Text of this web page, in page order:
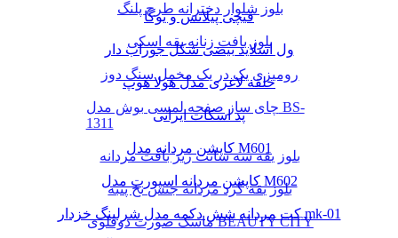
بلوز شلوار دخترانه طرح پلنگ
بلوز بافت زنانه یقه اسکی
رومیزی یک در یک مخمل سنگ دوز
چای ساز صفحه لمسی بوش مدل BS-
1311
بلوز یقه سه سانت ریز بافت مردانه
بلوز یقه گرد مردانه جنس نخ پنبه
ماسک صورت دوقلوی BEAUTY CITY
قیچی پیلاتس و یوگا
ول اسلاید بیضی شکل جوراب دار
حلقه لاغری مدل هولا هوپ
پد اسکات ایرانی
کاپشن مردانه مدل M601
کاپشن مردانه اسپورت مدل M602
کت مردانه شش دکمه مدل شرلینگ خزدار mk-01